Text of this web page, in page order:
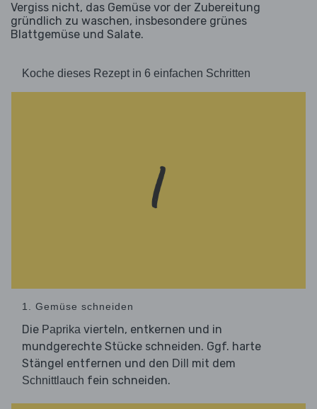
Vergiss nicht, das Gemüse vor der Zubereitung
gründlich zu waschen, insbesondere grünes
Blattgemüse und Salate.
Koche dieses Rezept in 6 einfachen Schritten
1. Gemüse schneiden
Die Paprika vierteln, entkernen und in
mundgerechte Stücke schneiden. Ggf. harte
Stängel entfernen und den Dill mit dem
Schnittlauch fein schneiden.